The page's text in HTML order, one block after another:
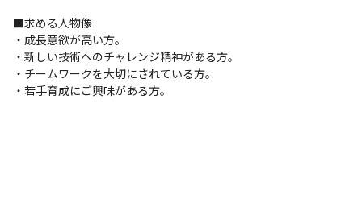
元エンジニアの教育フォロー担当者とは定期的にキャリア面談を
行う他、業務の相談等気軽にできる環境や、資格取得支援制度や
勉強会などスキルアップを支援する制度も充実。
◎ ワークライフバランスを保てる環境
残業は月平均10H 程度で、リモートができる案件もあります。
■求める人物像
・成長意欲が高い方。
・新しい技術へのチャレンジ精神がある方。
・チームワークを大切にされている方。
・若手育成にご興味がある方。